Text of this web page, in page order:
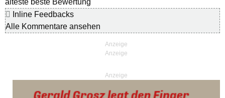
älteste beste Bewertung
Inline Feedbacks
Alle Kommentare ansehen
Anzeige